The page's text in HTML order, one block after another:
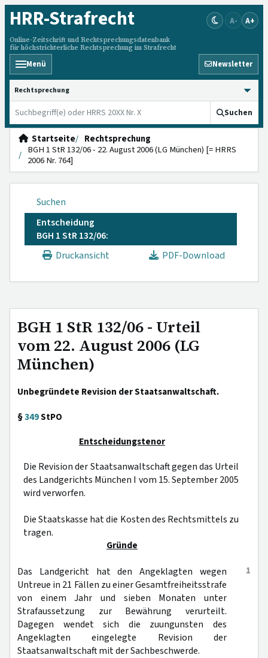
HRR-Strafrecht
Online-Zeitschrift und Rechtsprechungsdatenbank
für höchstrichterliche Rechtsprechung im Strafrecht
A- A+
Menü Newsletter
HRRS durchsuchen
Suchen
Startseite
Rechtsprechung
BGH 1 StR 132/06 - 22. August 2006 (LG München) [= HRRS
2006 Nr. 764]
Suchen
Entscheidung
BGH 1 StR 132/06:
Druckansicht
PDF-Download
BGH 1 StR 132/06 - Urteil
vom 22. August 2006 (LG
München)
Unbegründete Revision der Staatsanwaltschaft.
§349StPO
Entscheidungstenor
Die Revision der Staatsanwaltschaft gegen das Urteil
des Landgerichts München I vom 15. September 2005
wird verworfen.
Die Staatskasse hat die Kosten des Rechtsmittels zu
tragen.
Gründe
1
Das Landgericht hat den Angeklagten wegen
Untreue in 21 Fällen zu einer Gesamtfreiheitsstrafe
von einem Jahr und sieben Monaten unter
Strafaussetzung zur Bewährung verurteilt.
Dagegen wendet sich die zuungunsten des
Angeklagten eingelegte Revision der
Staatsanwaltschaft mit der Sachbeschwerde.